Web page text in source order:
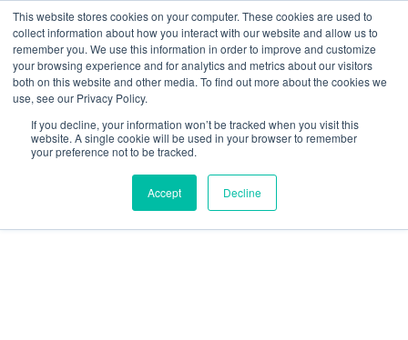
This website stores cookies on your computer. These cookies are used to
collect information about how you interact with our website and allow us to
remember you. We use this information in order to improve and customize
your browsing experience and for analytics and metrics about our visitors
both on this website and other media. To find out more about the cookies we
use, see our Privacy Policy.
If you decline, your information won’t be tracked when you visit this
website. A single cookie will be used in your browser to remember
your preference not to be tracked.
Accept Decline
contenido
W
h
a
t
s
a
p
F
a
c
e
b
k
Y
o
u
t
u
I
n
s
t
a
a
m
E
n
v
e
l
e
mercadeo@grupoeib.comWhatsApp:+57
3103229640PBX:+ 601 342 80 45
CONTACTO